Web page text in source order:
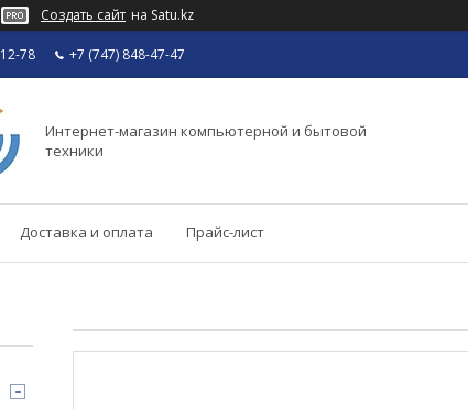
Создать сайт на Satu.kz
78 +7 (747) 848-47-47
Интернет-магазин компьютерной и бытовой
техники
Доставка и оплата Прайс-лист